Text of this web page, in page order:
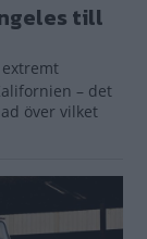
till
– det
över vilket